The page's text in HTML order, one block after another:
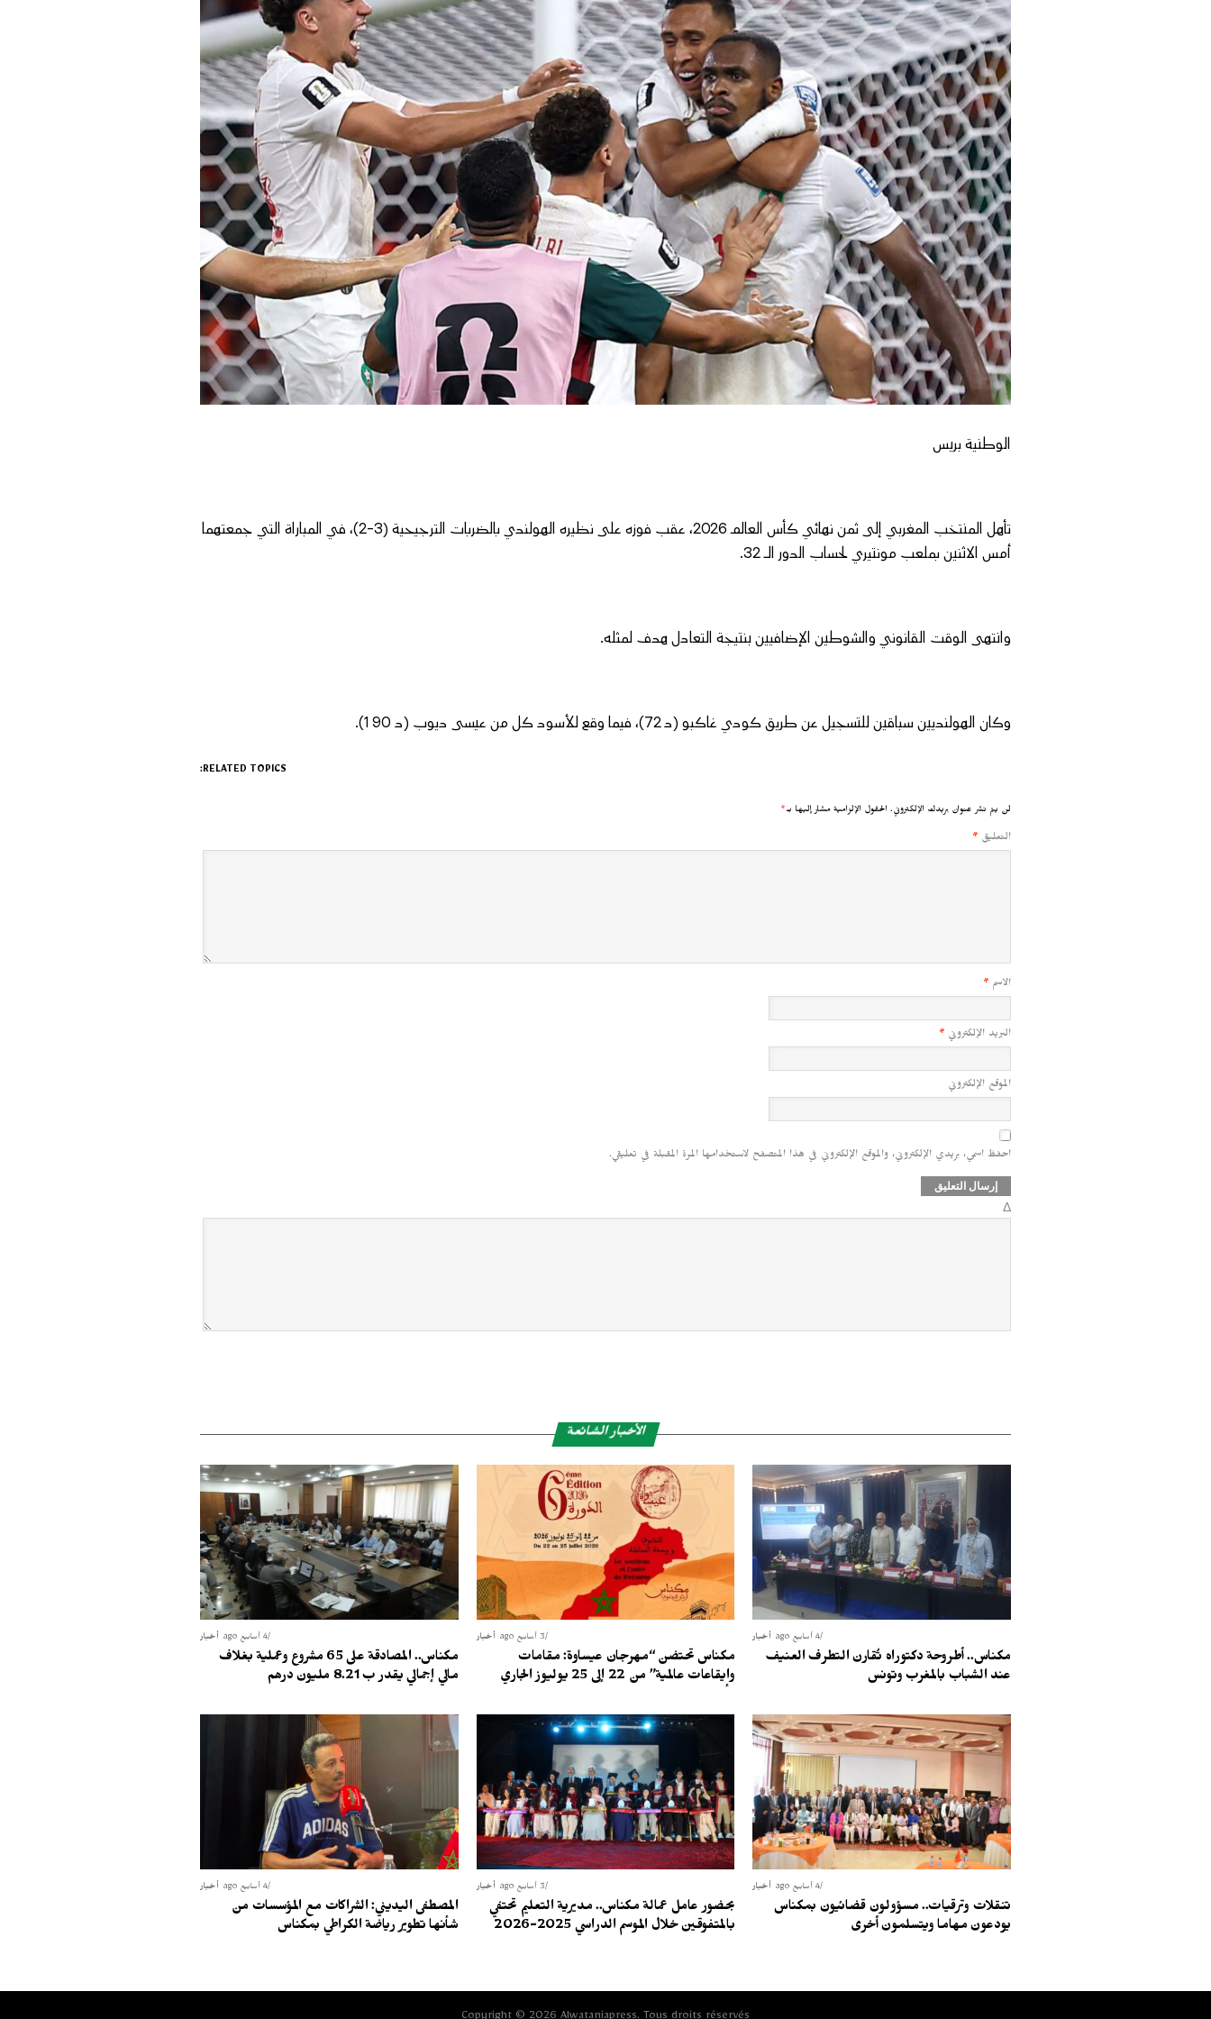
الوطنية بريس
تأهل المنتخب المغربي إلى ثمن نهائي كأس العالم 2026، عقب فوزه على نظيره الهولندي بالضربات الترجيحية (3-2)، في المباراة التي جمعتهما
أمس الاثنين بملعب مونتيري لحساب الدور الـ 32.
وانتهى الوقت القانوني والشوطين الإضافيين بنتيجة التعادل هدف لمثله.
وكان الهولنديين سباقين للتسجيل عن طريق كودي غاكبو (د 72)، فيما وقع للأسود كل من عيسى ديوب (د 90 1).
RELATED TOPICS:
لن يتم نشر عنوان بريدك الإلكتروني. الحقول الإلزامية مشار إليها بـ*
التعليق *
الاسم *
البريد الإلكتروني *
الموقع الإلكتروني
احفظ اسمي، بريدي الإلكتروني، والموقع الإلكتروني في هذا المتصفح لاستخدامها المرة المقبلة في تعليقي.
Δ
الأخبار الشائعة
أخبار 4 أسابيع ago
مكناس.. أطروحة دكتوراه تُقارن التطرف العنيف
عند الشباب بالمغرب وتونس
أخبار 3 أسابيع ago
مكناس تحتضن “مهرجان عيساوة: مقامات
وإيقاعات عالمية” من 22 إلى 25 يوليوز الجاري
أخبار 4 أسابيع ago
مكناس.. المصادقة على 65 مشروع وعملية بغلاف
مالي إجمالي يقدر ب 8.21 مليون درهم
أخبار 4 أسابيع ago
تنقلات وترقيات.. مسؤولون قضائيون بمكناس
يودعون مهاما ويتسلمون أخرى
أخبار 3 أسابيع ago
بحضور عامل عمالة مكناس.. مديرية التعليم تحتفي
بالمتفوقين خلال الموسم الدراسي 2025-2026
أخبار 4 أسابيع ago
المصطفى اليديني: الشراكات مع المؤسسات من
شأنها تطوير رياضة الكراطي بمكناس